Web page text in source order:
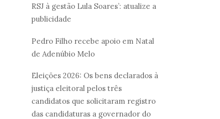
RSJ à gestão Lula Soares’: atualize a
publicidade
Pedro Filho recebe apoio em Natal
de Adenúbio Melo
Eleições 2026: Os bens declarados à
justiça eleitoral pelos três
candidatos que solicitaram registro
das candidaturas a governador do